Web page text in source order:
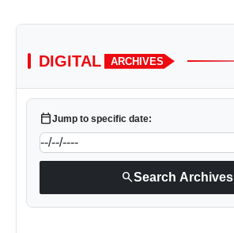
DIGITAL ARCHIVES
calendar_todayJump to specific date:
searchSearch Archives